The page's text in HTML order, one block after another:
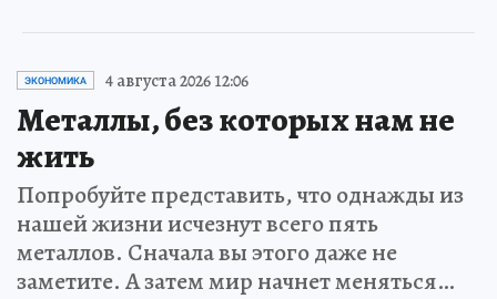
ЭКОНОМИКА 4 августа 2026 12:06
Металлы, без которых нам не
жить
Попробуйте представить, что однажды из
нашей жизни исчезнут всего пять
металлов. Сначала вы этого даже не
заметите. А затем мир начнет меняться…